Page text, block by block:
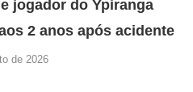
jogador do Ypiranga
2 anos após acidente
de 2026